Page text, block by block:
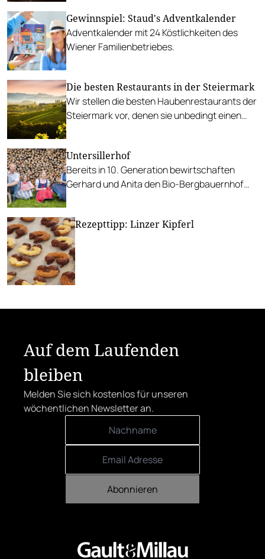
Heringssalat bis hin zu ausgefalleneren
Alternativen.
Gewinnspiel: Staud's Adventkalender
Adventkalender mit 24 Köstlichkeiten des
Wiener Familienbetriebes.
Die besten Restaurants in der Steiermark
Wir stellen die besten Haubenrestaurants der
Steiermark vor, denen sie unbedingt einen
Untersillerhof
Bereits in 10. Generation bewirtschaften
Gerhard und Anita den Bio-Bergbauernhof
Rezepttipp: Linzer Kipferl
Auf dem Laufenden
bleiben
Melden Sie sich kostenlos für unseren
wöchentlichen Newsletter an.
Abonnieren